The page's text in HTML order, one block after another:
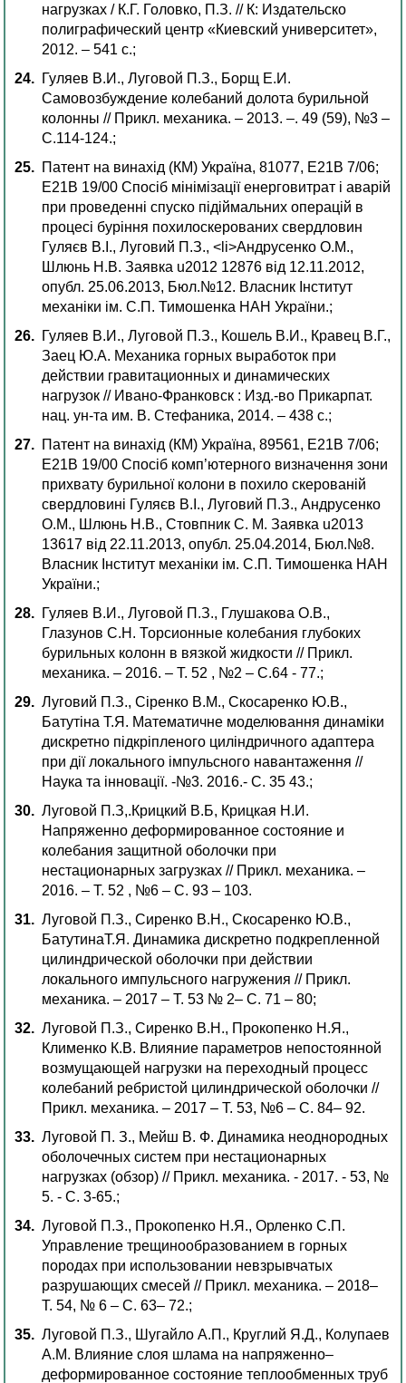
нагрузках / К.Г. Головко, П.З. // К: Издательско
полиграфический центр «Киевский университет»,
2012. – 541 с.;
Гуляев В.И., Луговой П.З., Борщ Е.И.
Самовозбуждение колебаний долота бурильной
колонны // Прикл. механика. – 2013. –. 49 (59), №3 –
С.114-124.;
Патент на винахід (КМ) Україна, 81077, Е21В 7/06;
Е21В 19/00 Cпосіб мінімізації енерговитрат і аварій
при проведенні спуско підіймальних операцій в
процесі буріння похилоскерованих свердловин
Гуляєв В.І., Луговий П.З., <li>Андрусенко О.М.,
Шлюнь Н.В. Заявка u2012 12876 від 12.11.2012,
опубл. 25.06.2013, Бюл.№12. Власник Інститут
механіки ім. С.П. Тимошенка НАН України.;
Гуляев В.И., Луговой П.З., Кошель В.И., Кравец В.Г.,
Заец Ю.А. Механика горных выработок при
действии гравитационных и динамических
нагрузок // Ивано-Франковск : Изд.-во Прикарпат.
нац. ун-та им. В. Стефаника, 2014. – 438 с.;
Патент на винахід (КМ) Україна, 89561, Е21В 7/06;
Е21В 19/00 Cпосіб комп’ютерного визначення зони
прихвату бурильної колони в похило скерованій
свердловині Гуляєв В.І., Луговий П.З., Андрусенко
О.М., Шлюнь Н.В., Стовпник С. М. Заявка u2013
13617 від 22.11.2013, опубл. 25.04.2014, Бюл.№8.
Власник Інститут механіки ім. С.П. Тимошенка НАН
України.;
Гуляев В.И., Луговой П.З., Глушакова О.В.,
Глазунов С.Н. Торсионные колебания глубоких
бурильных колонн в вязкой жидкости // Прикл.
механика. – 2016. – Т. 52 , №2 – С.64 - 77.;
Луговий П.З., Сіренко В.М., Скосаренко Ю.В.,
Батутіна Т.Я. Математичне моделювання динаміки
дискретно підкріпленого циліндричного адаптера
при дії локального імпульсного навантаження //
Наука та інновації. -№3. 2016.- С. 35 43.;
Луговой П.З,.Крицкий В.Б, Крицкая Н.И.
Напряженно деформированное состояние и
колебания защитной оболочки при
нестационарных загрузках // Прикл. механика. –
2016. – Т. 52 , №6 – С. 93 – 103.
Луговой П.З., Сиренко В.Н., Скосаренко Ю.В.,
БатутинаТ.Я. Динамика дискретно подкрепленной
цилиндрической оболочки при действии
локального импульсного нагружения // Прикл.
механика. – 2017 – Т. 53 № 2– С. 71 – 80;
Луговой П.З., Сиренко В.Н., Прокопенко Н.Я.,
Клименко К.В. Влияние параметров непостоянной
возмущающей нагрузки на переходный процесс
колебаний ребристой цилиндрической оболочки //
Прикл. механика. – 2017 – Т. 53, №6 – С. 84– 92.
Луговой П. З., Мейш В. Ф. Динамика неоднородных
оболочечных систем при нестационарных
нагрузках (обзор) // Прикл. механика. - 2017. - 53, №
5. - С. 3-65.;
Луговой П.З., Прокопенко Н.Я., Орленко С.П.
Управление трещинообразованием в горных
породах при использовании невзрывчатых
разрушающих смесей // Прикл. механика. – 2018–
Т. 54, № 6 – С. 63– 72.;
Луговой П.З., Шугайло А.П., Круглий Я.Д., Колупаев
А.М. Влияние слоя шлама на напряженно–
деформированное состояние теплообменных труб